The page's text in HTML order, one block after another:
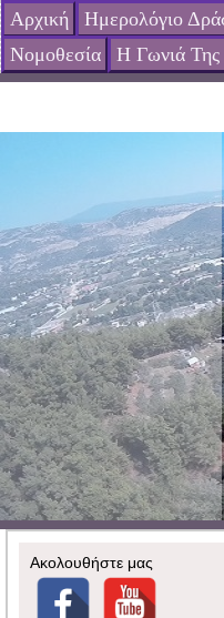
Αρχική Ημερολόγιο
Νομοθεσία
Η Γωνιά
Ακολουθήστε μας